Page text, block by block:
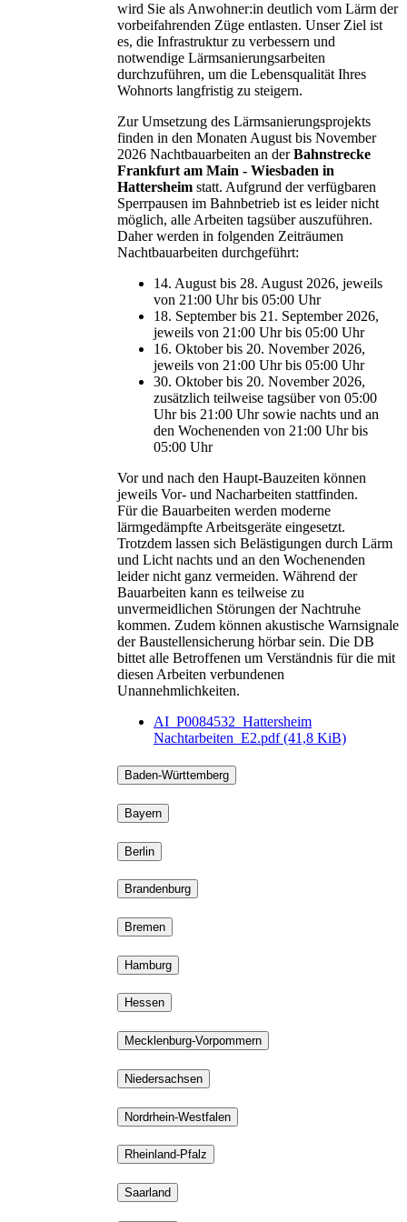
wird Sie als Anwohner:in deutlich vom Lärm der
vorbeifahrenden Züge entlasten. Unser Ziel ist
es, die Infrastruktur zu verbessern und
notwendige Lärmsanierungsarbeiten
durchzuführen, um die Lebensqualität Ihres
Wohnorts langfristig zu steigern.
Zur Umsetzung des Lärmsanierungsprojekts
finden in den Monaten August bis November
2026 Nachtbauarbeiten an derBahnstrecke
Frankfurt am Main - Wiesbaden in
Hattersheimstatt. Aufgrund der verfügbaren
Sperrpausen im Bahnbetrieb ist es leider nicht
möglich, alle Arbeiten tagsüber auszuführen.
Daher werden in folgenden Zeiträumen
Nachtbauarbeiten durchgeführt:
14. August bis 28. August 2026, jeweils
von 21:00 Uhr bis 05:00 Uhr
18. September bis 21. September 2026,
jeweils von 21:00 Uhr bis 05:00 Uhr
16. Oktober bis 20. November 2026,
jeweils von 21:00 Uhr bis 05:00 Uhr
30. Oktober bis 20. November 2026,
zusätzlich teilweise tagsüber von 05:00
Uhr bis 21:00 Uhr sowie nachts und an
den Wochenenden von 21:00 Uhr bis
05:00 Uhr
Vor und nach den Haupt-Bauzeiten können
jeweils Vor- und Nacharbeiten stattfinden.
Für die Bauarbeiten werden moderne
lärmgedämpfte Arbeitsgeräte eingesetzt.
Trotzdem lassen sich Belästigungen durch Lärm
und Licht nachts und an den Wochenenden
leider nicht ganz vermeiden. Während der
Bauarbeiten kann es teilweise zu
unvermeidlichen Störungen der Nachtruhe
kommen. Zudem können akustische Warnsignale
der Baustellensicherung hörbar sein. Die DB
bittet alle Betroffenen um Verständnis für die mit
diesen Arbeiten verbundenen
Unannehmlichkeiten.
AI_P0084532_Hattersheim
Nachtarbeiten_E2.pdf(41,8 KiB)
Baden-Württemberg
Bayern
Berlin
Brandenburg
Bremen
Hamburg
Hessen
Mecklenburg-Vorpommern
Niedersachsen
Nordrhein-Westfalen
Rheinland-Pfalz
Saarland